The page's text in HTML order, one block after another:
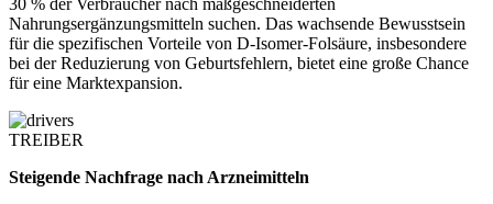
30 % der Verbraucher nach maßgeschneiderten
Nahrungsergänzungsmitteln suchen. Das wachsende Bewusstsein
für die spezifischen Vorteile von D-Isomer-Folsäure, insbesondere
bei der Reduzierung von Geburtsfehlern, bietet eine große Chance
für eine Marktexpansion.
TREIBER
Steigende Nachfrage nach Arzneimitteln